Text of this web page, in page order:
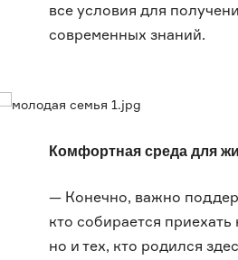
все условия для
современных знаний.
Комфортная среда для
— Конечно, важно
кто собирается
но и тех, кто родился